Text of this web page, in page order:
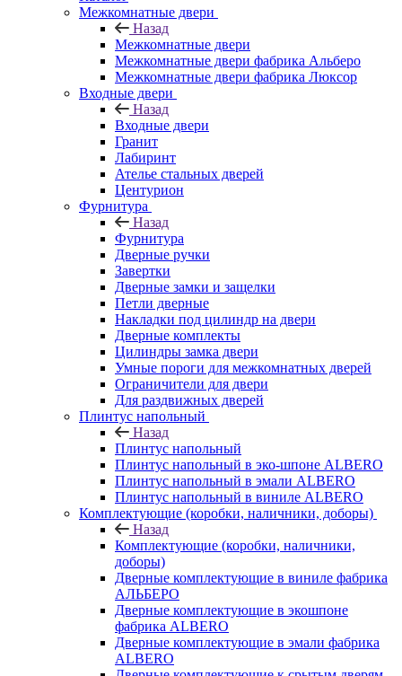
Межкомнатные двери
Назад
Межкомнатные двери
Межкомнатные двери фабрика Альберо
Межкомнатные двери фабрика Люксор
Входные двери
Назад
Входные двери
Гранит
Лабиринт
Ателье стальных дверей
Центурион
Фурнитура
Назад
Фурнитура
Дверные ручки
Завертки
Дверные замки и защелки
Петли дверные
Накладки под цилиндр на двери
Дверные комплекты
Цилиндры замка двери
Умные пороги для межкомнатных дверей
Ограничители для двери
Для раздвижных дверей
Плинтус напольный
Назад
Плинтус напольный
Плинтус напольный в эко-шпоне ALBERO
Плинтус напольный в эмали ALBERO
Плинтус напольный в виниле ALBERO
Комплектующие (коробки, наличники, доборы)
Назад
Комплектующие (коробки, наличники,
доборы)
Дверные комплектующие в виниле фабрика
АЛЬБЕРО
Дверные комплектующие в экошпоне
фабрика ALBERO
Дверные комплектующие в эмали фабрика
ALBERO